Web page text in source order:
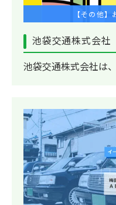
【その他
池袋交通株式会社
池袋交通株式会社は